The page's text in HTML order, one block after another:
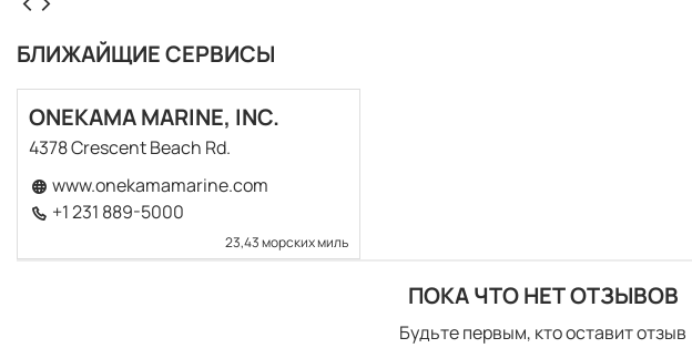
БЛИЖАЙЩИЕ СЕРВИСЫ
ONEKAMA MARINE, INC.
4378 Crescent Beach Rd.
www.onekamamarine.com
+1 231 889-5000
23,43 морских миль
ПОКА ЧТО НЕТ ОТЗЫВОВ
Будьте первым, кто оставит отзыв